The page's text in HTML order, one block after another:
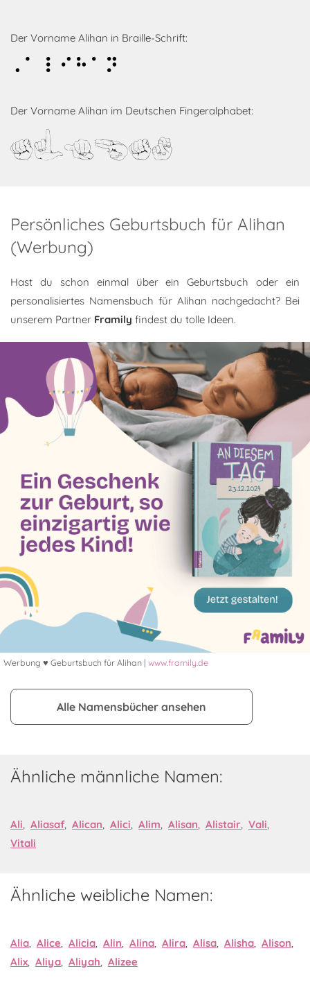
Der Vorname Alihan in Braille-Schrift:
Alihan
Der Vorname Alihan im Deutschen Fingeralphabet:
Alihan
Persönliches Geburtsbuch für Alihan
(Werbung)
Hast du schon einmal über ein Geburtsbuch oder ein
personalisiertes Namensbuch für Alihan nachgedacht? Bei
unserem Partner Framily findest du tolle Ideen.
Werbung ♥ Geburtsbuch für Alihan | www.framily.de
Alle Namensbücher ansehen
Ähnliche männliche Namen:
Ali, Aliasaf, Alican, Alici, Alim, Alisan, Alistair, Vali,
Vitali
Ähnliche weibliche Namen:
Alia, Alice, Alicia, Alin, Alina, Alira, Alisa, Alisha, Alison,
Alix, Aliya, Aliyah, Alizee